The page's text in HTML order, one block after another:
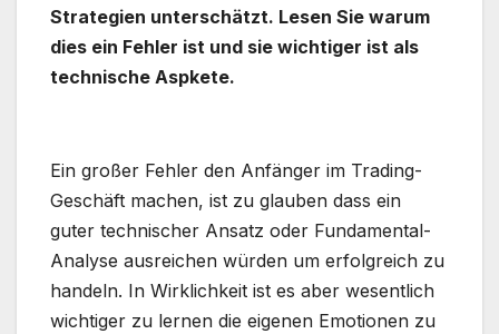
Strategien unterschätzt. Lesen Sie warum
dies ein Fehler ist und sie wichtiger ist als
technische Aspkete.
Ein großer Fehler den Anfänger im Trading-
Geschäft machen, ist zu glauben dass ein
guter technischer Ansatz oder Fundamental-
Analyse ausreichen würden um erfolgreich zu
handeln. In Wirklichkeit ist es aber wesentlich
wichtiger zu lernen die eigenen Emotionen zu